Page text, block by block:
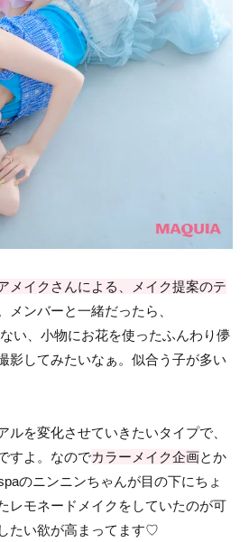
メイクさんによる、メイク提案のテ
メンバーと一緒だったら、
い、小物にお花を使ったふんわり儚
影してみたいなぁ。似合う子が多い
ルを変化させていきたいタイプで、
すよ。なのでカラーメイク企画とか
のニンニンちゃんが目の下にちょ
レモネードメイクをしていたのが可
たい欲が高まってます♡